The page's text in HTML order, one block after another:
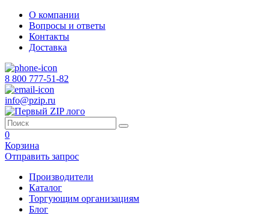
О компании
Вопросы и ответы
Контакты
Доставка
8 800 777-51-82
info@pzip.ru
0
Корзина
Отправить запрос
Производители
Каталог
Торгующим организациям
Блог